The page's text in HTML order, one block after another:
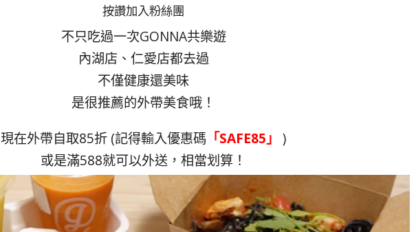
按讚加入粉絲團
不只吃過一次GONNA共樂遊
內湖店、仁愛店都去過
不僅健康還美味
是很推薦的外帶美食哦！
現在外帶自取85折 (記得輸入優惠碼 「SAFE85」)
或是滿588就可以外送，相當划算！